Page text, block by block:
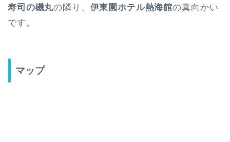
寿司の磯丸の隣り、 伊東園ホテル熱海館の真向かい
です。
マップ